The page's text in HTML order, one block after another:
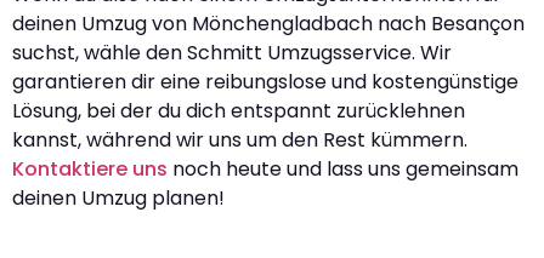
deinen Umzug von Mönchengladbach nach Besançon
suchst, wähle den Schmitt Umzugsservice. Wir
garantieren dir eine reibungslose und kostengünstige
Lösung, bei der du dich entspannt zurücklehnen
kannst, während wir uns um den Rest kümmern.
Kontaktiere uns noch heute und lass uns gemeinsam
deinen Umzug planen!